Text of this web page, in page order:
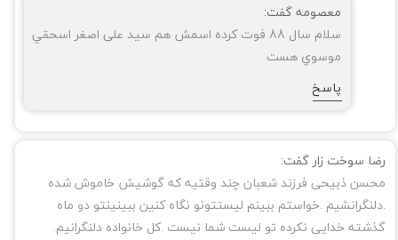
معصومه گفت:
سلام سال 88 فوت کرده اسمش هم سید علی اصغر اسحقي
موسوي هست
پاسخ
رضا سوخت زار گفت:
محسن ذبیحی فرزند شعبان چند وقتیه که گوشیش خاموش شده
.دلنگرانشیم .خواستم ببینم لیستتونو نگاه کنین ببینینتو دو ماه
گذشته خدایی نکرده تو لیست شما نیست .کل خانواده دلنگرانیم.